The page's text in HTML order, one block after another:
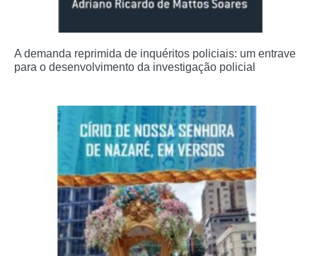
A demanda reprimida de inquéritos policiais: um entrave
para o desenvolvimento da investigação policial